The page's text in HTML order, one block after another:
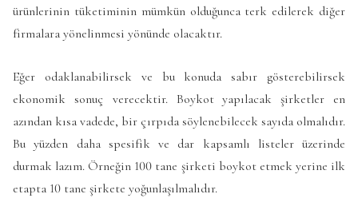
ürünlerinin tüketiminin mümkün olduğunca terk edilerek diğer
firmalara yönelinmesi yönünde olacaktır.
Eğer odaklanabilirsek ve bu konuda sabır gösterebilirsek
ekonomik sonuç verecektir. Boykot yapılacak şirketler en
azından kısa vadede, bir çırpıda söylenebilecek sayıda olmalıdır.
Bu yüzden daha spesifik ve dar kapsamlı listeler üzerinde
durmak lazım. Örneğin 100 tane şirketi boykot etmek yerine ilk
etapta 10 tane şirkete yoğunlaşılmalıdır.